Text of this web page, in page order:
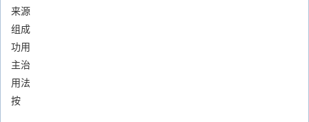
来源
组成
功用
主治
用法
按